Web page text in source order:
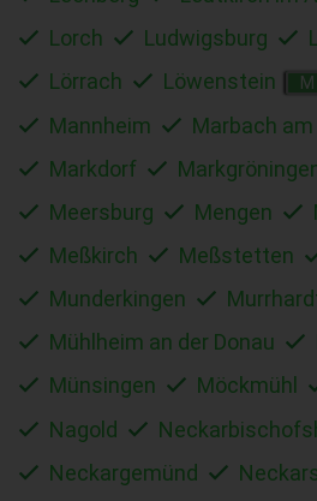
Lorch
Ludwigsburg
Lörrach
Löwenstein M
Mannheim
Marbach
Markdorf
Meersburg
Mengen
Meßkirch
Meßstetten
Munderkingen
Mühlheim an der Donau
Münsingen
Möckmühl
Nagold
Neckargemünd